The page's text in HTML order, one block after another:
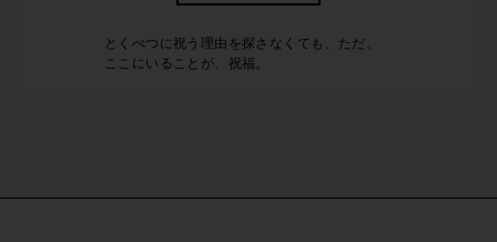
とくべつに祝う理由を探さなくても、ただ、
ここにいることが、祝福。